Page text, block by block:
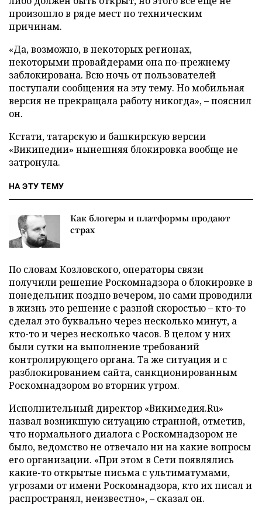
произошло в ряде мест по техническим
причинам.
«Да, возможно, в некоторых регионах,
некоторыми провайдерами она по-прежнему
заблокирована. Всю ночь от пользователей
поступали сообщения на эту тему. Но мобильная
версия не прекращала работу никогда», – пояснил
он.
Кстати, татарскую и башкирскую версии
«Википедии» нынешняя блокировка вообще не
затронула.
НА ЭТУ ТЕМУ
Как блогеры и платформы продают
страх
По словам Козловского, операторы связи
получили решение Роскомнадзора о блокировке в
понедельник поздно вечером, но сами проводили
в жизнь это решение с разной скоростью – кто-то
сделал это буквально через несколько минут, а
кто-то и через несколько часов. В целом у них
были сутки на выполнение требований
контролирующего органа. Та же ситуация и с
разблокированием сайта, санкционированным
Роскомнадзором во вторник утром.
Исполнительный директор «Викимедия.Ru»
назвал возникшую ситуацию странной, отметив,
что нормального диалога с Роскомнадзором не
было, ведомство не отвечало ни на какие вопросы
его организации. «При этом в Сети появлялись
какие-то открытые письма с ультиматумами,
угрозами от имени Роскомнадзора, кто их писал и
распространял, неизвестно», – сказал он.